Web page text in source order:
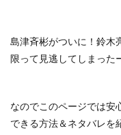
島津斉彬がついに！鈴木
限って見逃してしまった
なのでこのページでは安
できる方法＆ネタバレを